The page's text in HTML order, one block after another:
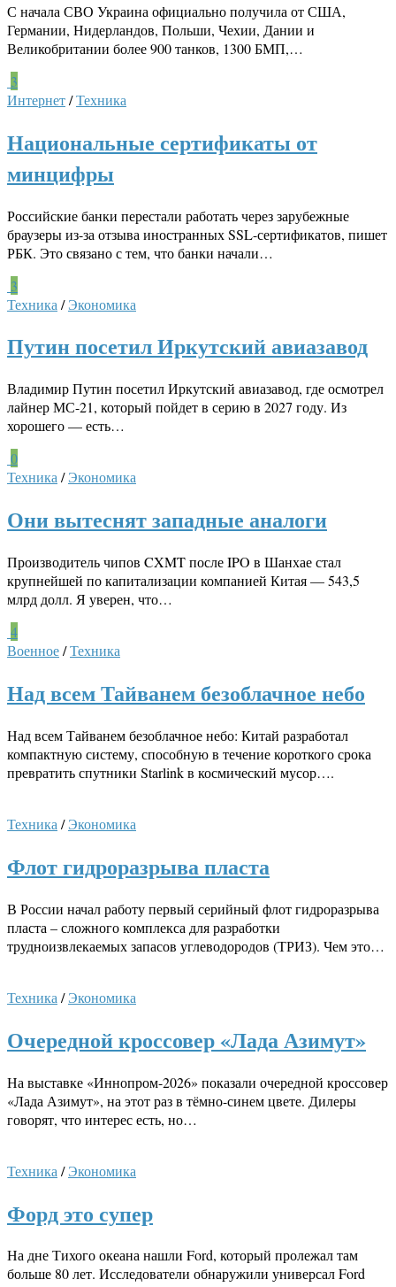
С начала СВО Украина официально получила от США,
Германии, Нидерландов, Польши, Чехии, Дании и
Великобритании более 900 танков, 1300 БМП,…
3
Интернет/Техника
Национальные сертификаты от
минцифры
Российские банки перестали работать через зарубежные
браузеры из-за отзыва иностранных SSL-сертификатов, пишет
РБК. Это связано с тем, что банки начали…
3
Техника /Экономика
Путин посетил Иркутский авиазавод
Владимир Путин посетил Иркутский авиазавод, где осмотрел
лайнер МС-21, который пойдет в серию в 2027 году. Из
хорошего — есть…
0
Техника/Экономика
Они вытеснят западные аналоги
Производитель чипов CXMT после IPO в Шанхае стал
крупнейшей по капитализации компанией Китая — 543,5
млрд долл. Я уверен, что…
4
Военное/Техника
Над всем Тайванем безоблачное небо
Над всем Тайванем безоблачное небо: Китай разработал
компактную систему, способную в течение короткого срока
превратить спутники Starlink в космический мусор….
Техника /Экономика
Флот гидроразрыва пласта
В России начал работу первый серийный флот гидроразрыва
пласта – сложного комплекса для разработки
трудноизвлекаемых запасов углеводородов (ТРИЗ). Чем это…
Техника /Экономика
Очередной кроссовер «Лада Азимут»
На выставке «Иннопром-2026» показали очередной кроссовер
«Лада Азимут», на этот раз в тёмно-синем цвете. Дилеры
говорят, что интерес есть, но…
Техника /Экономика
Форд это супер
На дне Тихого океана нашли Ford, который пролежал там
больше 80 лет. Исследователи обнаружили универсал Ford